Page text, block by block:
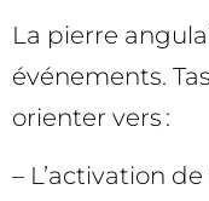
La pierre
événements.
orienter vers :
– L’activation